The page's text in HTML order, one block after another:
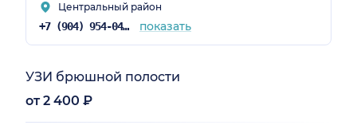
Центральный район
+7 (904) 954-04-78 показать
УЗИ брюшной полости
от 2 400 ₽